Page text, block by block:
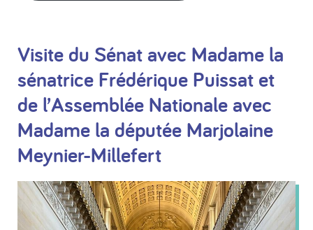
Visite du Sénat avec Madame la
sénatrice Frédérique Puissat et
de l’Assemblée Nationale avec
Madame la députée Marjolaine
Meynier-Millefert